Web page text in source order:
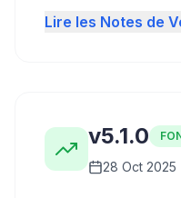
Lire les Notes de
v5.1.0
28 Oct 2025